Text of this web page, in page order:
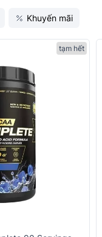
Khuyến mãi
tạm hết